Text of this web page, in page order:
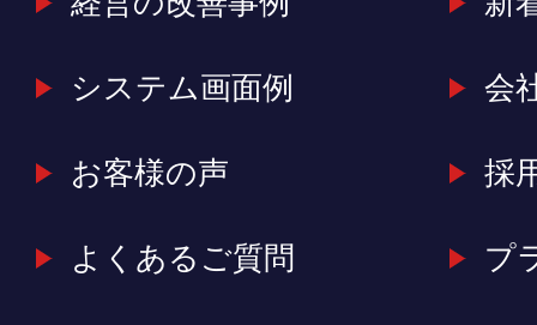
システム画面例
お客様の声
よくあるご質問
会
採
プ